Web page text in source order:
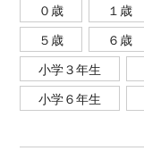
０歳 １歳
５歳
６歳
小学３年生
小学６年生